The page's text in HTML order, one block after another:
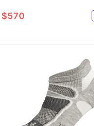
$570